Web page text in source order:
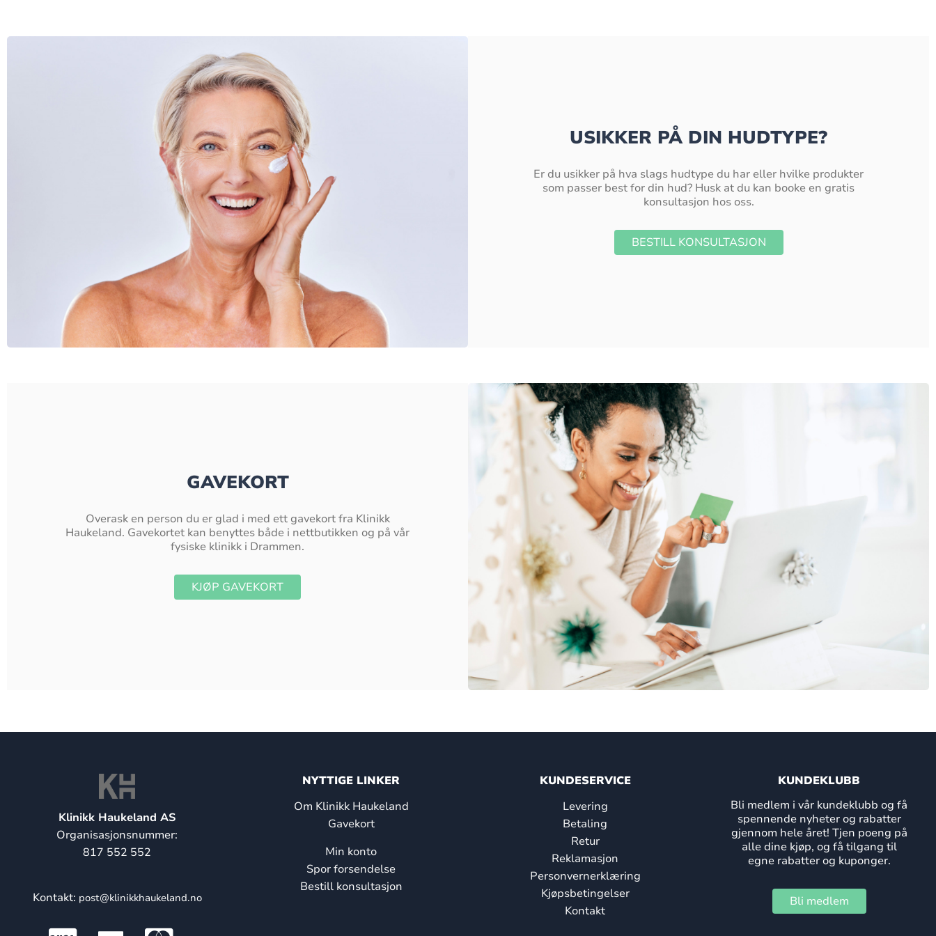
USIKKER PÅ DIN HUDTYPE?
Er du usikker på hva slags hudtype du har eller hvilke produkter
som passer best for din hud? Husk at du kan booke en gratis
konsultasjon hos oss.
BESTILL KONSULTASJON
GAVEKORT
Overask en person du er glad i med ett gavekort fra Klinikk
Haukeland. Gavekortet kan benyttes både i nettbutikken og på vår
fysiske klinikk i Drammen.
KJØP GAVEKORT
Klinikk Haukeland AS
Organisasjonsnummer:
817 552 552
Kontakt: post@klinikkhaukeland.no
NYTTIGE LINKER
Om Klinikk Haukeland
Gavekort
Min konto
Spor forsendelse
Bestill konsultasjon
KUNDESERVICE
Levering
Betaling
Retur
Reklamasjon
Personvernerklæring
Kjøpsbetingelser
Kontakt
KUNDEKLUBB
Bli medlem i vår kundeklubb og få
spennende nyheter og rabatter
gjennom hele året! Tjen poeng på
alle dine kjøp, og få tilgang til
egne rabatter og kuponger.
Bli medlem